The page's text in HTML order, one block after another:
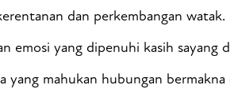
dan perkembangan watak.
emosi yang dipenuhi kasih sayang
yang mahukan hubungan